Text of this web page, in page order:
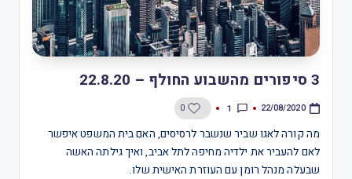
3 סיפורים מהשבוע החולף – 22.8.20
22/08/2020
1
0
מה קורה לאגו שביר שנשבר לרסיסים, האם בית המשפט איפשר
לאם להעביר את ילדיה מחיפה לתל אביב, ואיך גילתה האשה
שבעלה מנהל רומן עם העוזרת האישית שלו.